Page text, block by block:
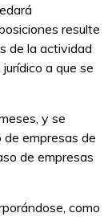
resulte
de la actividad
a que se
y se
empresas de
de empresas
como